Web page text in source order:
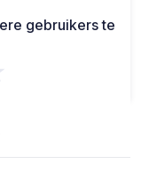
gebruikers te